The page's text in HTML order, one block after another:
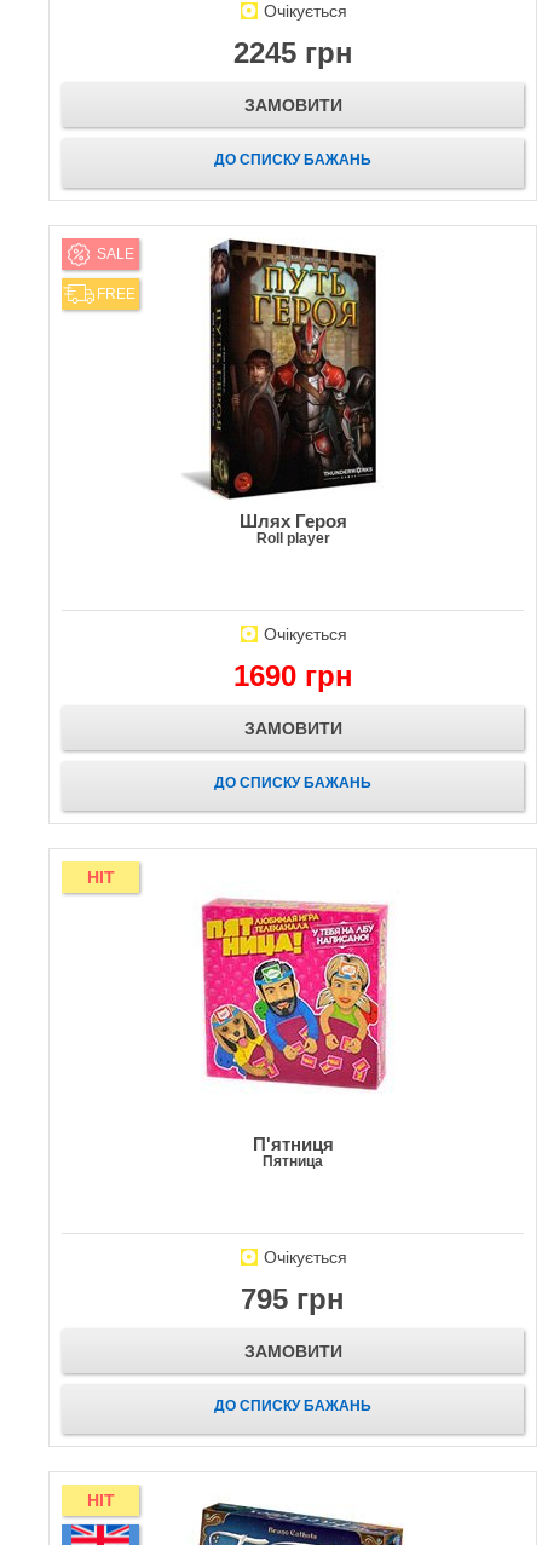
Очікується
2245 грн
ЗАМОВИТИ
ДО СПИСКУ БАЖАНЬ
SALE
FREE
Шлях Героя
Roll player
Очікується
1690 грн
ЗАМОВИТИ
ДО СПИСКУ БАЖАНЬ
HIT
П'ятниця
Пятница
Очікується
795 грн
ЗАМОВИТИ
ДО СПИСКУ БАЖАНЬ
HIT